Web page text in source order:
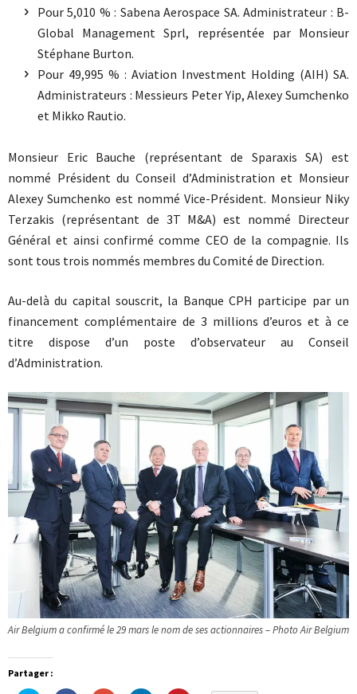
Pour 5,010 % : Sabena Aerospace SA. Administrateur : B-
Global Management Sprl, représentée par Monsieur
Stéphane Burton.
Pour 49,995 % : Aviation Investment Holding (AIH) SA.
Administrateurs : Messieurs Peter Yip, Alexey Sumchenko
et Mikko Rautio.
Monsieur Eric Bauche (représentant de Sparaxis SA) est
nommé Président du Conseil d’Administration et Monsieur
Alexey Sumchenko est nommé Vice-Président. Monsieur Niky
Terzakis (représentant de 3T M&A) est nommé Directeur
Général et ainsi confirmé comme CEO de la compagnie. Ils
sont tous trois nommés membres du Comité de Direction.
Au-delà du capital souscrit, la Banque CPH participe par un
financement complémentaire de 3 millions d’euros et à ce
titre dispose d’un poste d’observateur au Conseil
d’Administration.
Air Belgium a confirmé le 29 mars le nom de ses actionnaires – Photo Air Belgium
Partager :